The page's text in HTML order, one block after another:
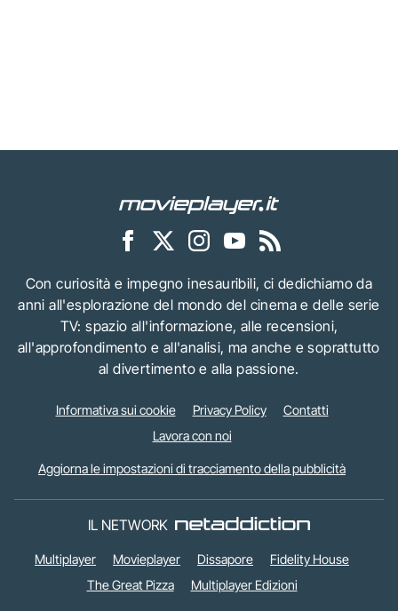
Con curiosità e impegno inesauribili, ci dedichiamo da
anni all'esplorazione del mondo del cinema e delle serie
TV: spazio all'informazione, alle recensioni,
all'approfondimento e all'analisi, ma anche e soprattutto
al divertimento e alla passione.
Informativa sui cookie Privacy Policy
Contatti
Lavora con noi
Aggiorna le impostazioni di tracciamento della pubblicità
IL NETWORK
Multiplayer Movieplayer Dissapore
Fidelity House
The Great Pizza
Multiplayer Edizioni